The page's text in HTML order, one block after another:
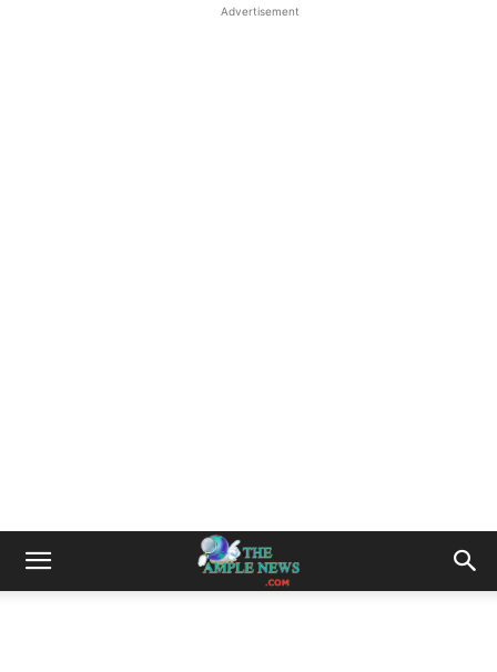
Advertisement